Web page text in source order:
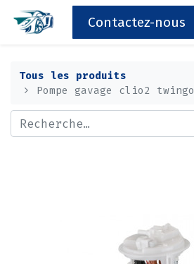
Contactez-nous
Tous les produits
Pompe gavage clio2 twingo